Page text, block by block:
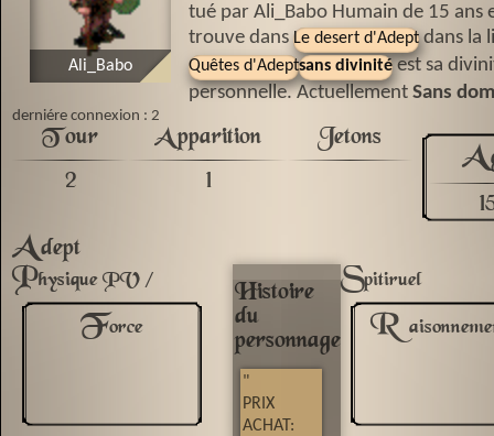
Ali_Babo
tué par Ali_Babo Humain de 15 ans
trouve dansLe desert d'Adeptdans la
Quêtes d'Adeptsans divinitéest sa
personnelle. ActuellementSans
derniére connexion : 2
Tour
2
Apparition
1
Jetons
A
Adept
Physique PV /
Force
Histoire
du
personnage
"
PRIX
ACHAT:
Spitiruel
R